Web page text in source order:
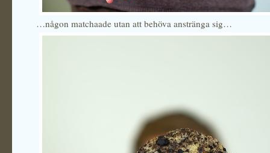
…någon matchaade utan att behöva anstränga sig…